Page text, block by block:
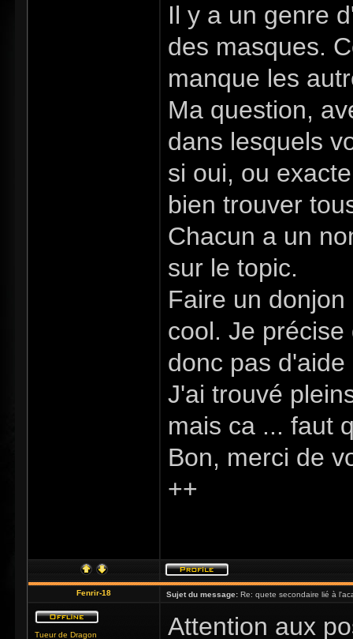
Il y a un genre
des masques.
manque les
Ma question,
dans lesquels
si oui, ou
bien trouver
Chacun a un
sur le topic.
Faire un
cool. Je
donc pas
J'ai trouvé
mais ca ... faut
Bon, merci de
++
Fenrir-18 Sujet du message: Re: quete secondaire lié à
Tueur de Dragon
Attention aux